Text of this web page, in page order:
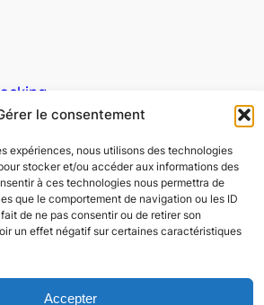
le consentement
expériences, nous utilisons des technologies
stocker et/ou accéder aux informations des
à ces technologies nous permettra de
que le comportement de navigation ou les ID
de ne pas consentir ou de retirer son
un effet négatif sur certaines caractéristiques
Accepter
du bikepacking – Tous